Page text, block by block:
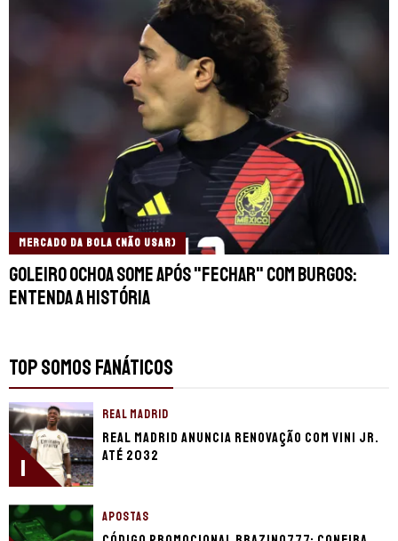
MERCADO DA BOLA (NÃO USAR)
Goleiro Ochoa some após "fechar" com Burgos:
entenda a história
TOP SOMOS FANÁTICOS
1
REAL MADRID
Real Madrid anuncia renovação com Vini Jr.
até 2032
APOSTAS